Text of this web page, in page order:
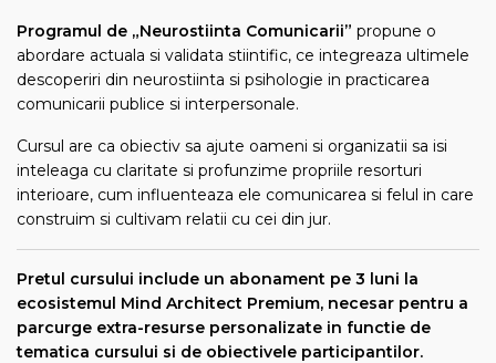
Programul de „Neurostiinta Comunicarii” propune o
abordare actuala si validata stiintific, ce integreaza ultimele
descoperiri din neurostiinta si psihologie in practicarea
comunicarii publice si interpersonale.
Cursul are ca obiectiv sa ajute oameni si organizatii sa isi
inteleaga cu claritate si profunzime propriile resorturi
interioare, cum influenteaza ele comunicarea si felul in care
construim si cultivam relatii cu cei din jur.
Pretul cursului include un abonament pe 3 luni la
ecosistemul Mind Architect Premium, necesar pentru a
parcurge extra-resurse personalizate in functie de
tematica cursului si de obiectivele participantilor.